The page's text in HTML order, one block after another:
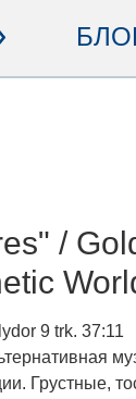
/
9 trk. 37:11
Грустные,